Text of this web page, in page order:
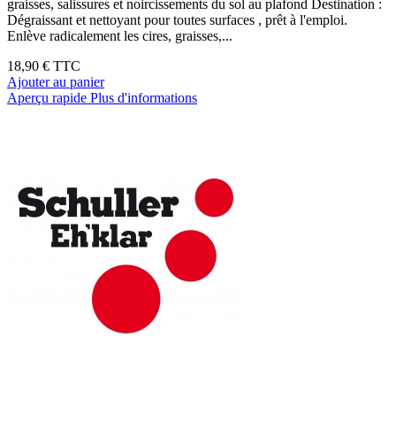
graisses, salissures et noircissements du sol au plafond Destination :
Dégraissant et nettoyant pour toutes surfaces , prêt à l'emploi.
Enlève radicalement les cires, graisses,...
18,90 € TTC
Ajouter au panier
Aperçu rapide Plus d'informations